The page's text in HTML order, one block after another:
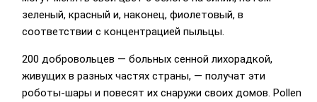
зеленый, красный и, наконец, фиолетовый, в
соответствии с концентрацией пыльцы.
200 добровольцев — больных сенной лихорадкой,
живущих в разных частях страны, — получат эти
роботы-шары и повесят их снаружи своих домов. Pollen